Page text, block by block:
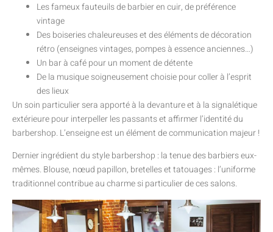
Les fameux fauteuils de barbier en cuir, de préférence
vintage
Des boiseries chaleureuses et des éléments de décoration
rétro (enseignes vintages, pompes à essence anciennes…)
Un bar à café pour un moment de détente
De la musique soigneusement choisie pour coller à l’esprit
des lieux
Un soin particulier sera apporté à la devanture et à la signalétique
extérieure pour interpeller les passants et affirmer l’identité du
barbershop. L’enseigne est un élément de communication majeur !
Dernier ingrédient du style barbershop : la tenue des barbiers eux-
mêmes. Blouse, nœud papillon, bretelles et tatouages : l’uniforme
traditionnel contribue au charme si particulier de ces salons.